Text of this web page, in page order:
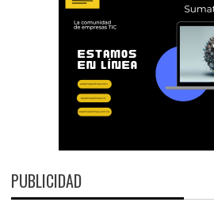
PUBLICIDAD